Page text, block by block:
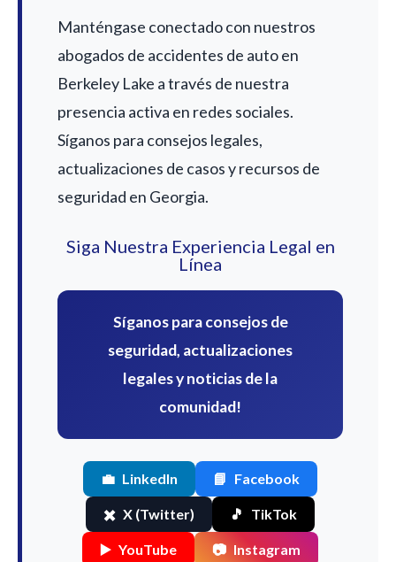
Manténgase conectado con nuestros
abogados de accidentes de auto en
Berkeley Lake a través de nuestra
presencia activa en redes sociales.
Síganos para consejos legales,
actualizaciones de casos y recursos de
seguridad en Georgia.
Siga Nuestra Experiencia Legal en
Línea
Síganos para consejos de
seguridad, actualizaciones
legales y noticias de la
comunidad!
💼 LinkedIn 📘 Facebook
✖️ X (Twitter) 🎵 TikTok
▶️ YouTube 📷 Instagram